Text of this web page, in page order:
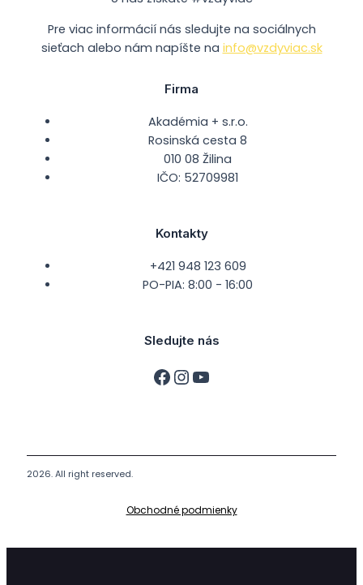
Pre viac informácií nás sledujte na sociálnych
sieťach alebo nám napíšte na info@vzdyviac.sk
Firma
Akadémia + s.r.o.
Rosinská cesta 8
010 08 Žilina
IČO: 52709981
Kontakty
+421 948 123 609
PO-PIA: 8:00 - 16:00
Sledujte nás
2026. All right reserved.
Obchodné podmienky